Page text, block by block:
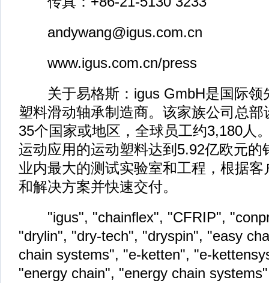
andywang@igus.com.cn
www.igus.com.cn/press
关于易格斯：igus GmbH是国际领
塑料滑动轴承制造商。该家族公司总
35个国家或地区，全球员工约3,180人
运动应用的运动塑料达到5.92亿欧元的
业内最大的测试实验室和工程，根据
和解决方案并快速交付。
"igus", "chainflex", "CFRIP",
"drylin", "dry-tech", "dryspin", "easy
chain systems", "e-ketten", "e-
"energy chain", "energy chain